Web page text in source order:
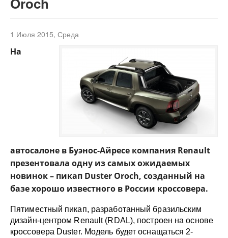
Вход
1 Июля 2015, Среда
На
автосалоне в Буэнос-Айресе компания Renault
презентовала одну из самых ожидаемых
новинок – пикап Duster Oroch, созданный на
базе хорошо известного в России кроссовера.
Пятиместный пикап, разработанный бразильским
дизайн-центром Renault (RDAL), построен на основе
кроссовера Duster. Модель будет оснащаться 2-